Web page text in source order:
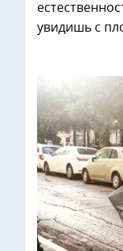
увидишь с